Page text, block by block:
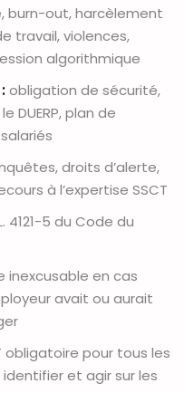
burn-out, harcèlement
travail, violences,
algorithmique
obligation de sécurité,
DUERP, plan de
droits d’alerte,
à l’expertise SSCT
4121-5 du Code du
inexcusable en cas
avait ou aurait
obligatoire pour tous les
identifier et agir sur les